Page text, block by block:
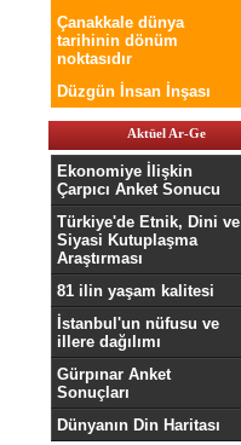
Çanakkale dünya
tarihinin dönüm
noktasıdır
Düzgün İnsan İnşası
Aktüel Ar-Ge
Ekonomiye İlişkin
Çarpıcı Anket Sonucu
Türkiye'de Etnik, Dini ve
Siyasi Kutuplaşma
Araştırması
81 ilin yaşam kalitesi
İstanbul'un nüfusu ve
illere dağılımı
Gürpınar Anket
Sonuçları
Dünyanın Din Haritası